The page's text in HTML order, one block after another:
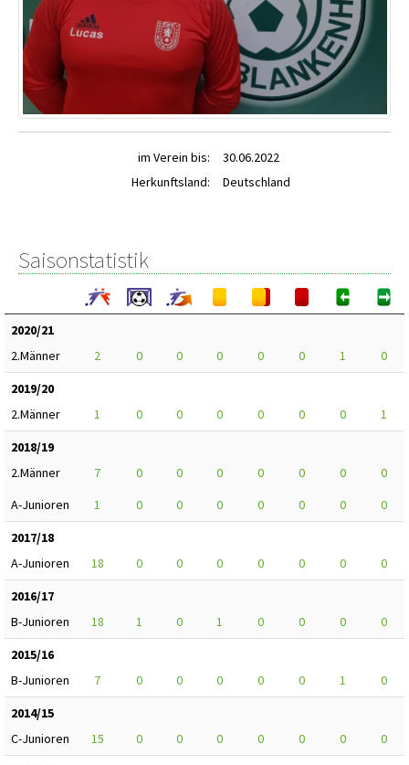
im Verein bis:
30.06.2022
Herkunftsland:
Deutschland
Saisonstatistik
2020/21
2.Männer
2 0 0 0 0 0 1
0
2019/20
2.Männer
1 0 0 0 0 0 0
1
2018/19
2.Männer
7 0 0 0 0 0 0
0
A-Junioren
1 0 0 0 0 0 0
0
2017/18
A-Junioren
18 0 0 0 0 0 0
0
2016/17
B-Junioren
18 1 0 1 0 0 0
0
2015/16
B-Junioren
7 0 0 0 0 0 1
0
2014/15
C-Junioren
15 0 0 0 0 0 0
0